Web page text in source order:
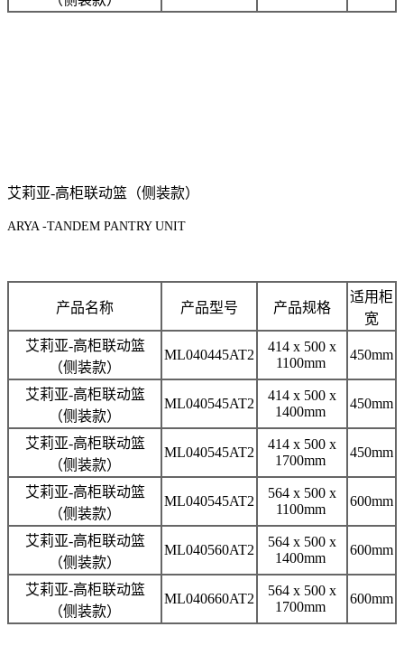
艾莉亚-高柜联动篮（侧装款）
ARYA -TANDEM PANTRY UNIT
产品名称 产品型号 产品规格
适用柜
宽
艾莉亚-高柜联动篮
（侧装款）
ML040445AT2
414 x 500 x
1100mm
450mm
艾莉亚-高柜联动篮
（侧装款）
ML040545AT2
414 x 500 x
1400mm
450mm
艾莉亚-高柜联动篮
（侧装款）
ML040545AT2
414 x 500 x
1700mm
450mm
艾莉亚-高柜联动篮
（侧装款）
ML040545AT2
564 x 500 x
1100mm
600mm
艾莉亚-高柜联动篮
（侧装款）
ML040560AT2
564 x 500 x
1400mm
600mm
艾莉亚-高柜联动篮
（侧装款）
ML040660AT2
564 x 500 x
1700mm
600mm